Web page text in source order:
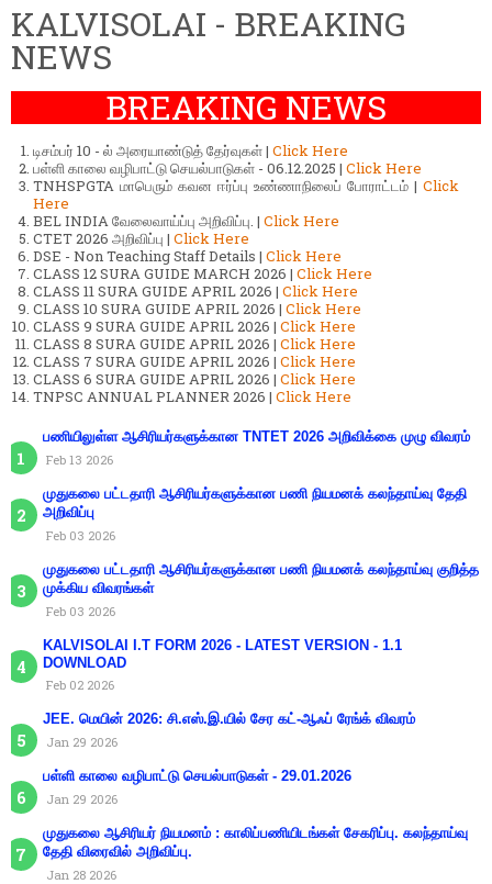
KALVISOLAI - BREAKING
NEWS
BREAKING NEWS
டிசம்பர் 10 - ல் அரையாண்டுத் தேர்வுகள் | Click Here
பள்ளி காலை வழிபாட்டு செயல்பாடுகள் - 06.12.2025 | Click Here
TNHSPGTA மாபெரும் கவன ஈர்ப்பு உண்ணாநிலைப் போராட்டம் | Click
Here
BEL INDIA வேலைவாய்ப்பு அறிவிப்பு. | Click Here
CTET 2026 அறிவிப்பு | Click Here
DSE - Non Teaching Staff Details | Click Here
CLASS 12 SURA GUIDE MARCH 2026 | Click Here
CLASS 11 SURA GUIDE APRIL 2026 | Click Here
CLASS 10 SURA GUIDE APRIL 2026 | Click Here
CLASS 9 SURA GUIDE APRIL 2026 | Click Here
CLASS 8 SURA GUIDE APRIL 2026 | Click Here
CLASS 7 SURA GUIDE APRIL 2026 | Click Here
CLASS 6 SURA GUIDE APRIL 2026 | Click Here
TNPSC ANNUAL PLANNER 2026 | Click Here
பணியிலுள்ள ஆசிரியர்களுக்கான TNTET 2026 அறிவிக்கை முழு விவரம்
Feb 13 2026
முதுகலை பட்டதாரி ஆசிரியர்களுக்கான பணி நியமனக் கலந்தாய்வு தேதி
அறிவிப்பு
Feb 03 2026
முதுகலை பட்டதாரி ஆசிரியர்களுக்கான பணி நியமனக் கலந்தாய்வு குறித்த
முக்கிய விவரங்கள்
Feb 03 2026
KALVISOLAI I.T FORM 2026 - LATEST VERSION - 1.1
DOWNLOAD
Feb 02 2026
JEE. மெயின் 2026: சி.எஸ்.இ.யில் சேர கட்-ஆஃப் ரேங்க் விவரம்
Jan 29 2026
பள்ளி காலை வழிபாட்டு செயல்பாடுகள் - 29.01.2026
Jan 29 2026
முதுகலை ஆசிரியர் நியமனம் : காலிப்பணியிடங்கள் சேகரிப்பு. கலந்தாய்வு
தேதி விரைவில் அறிவிப்பு.
Jan 28 2026